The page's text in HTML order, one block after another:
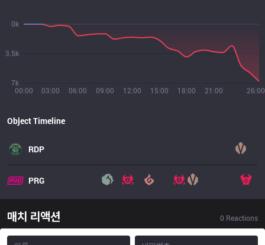
00:00 03:00 06:00 09:00 12:00 15:00 18:00 21:00 26:00
7k
3.5k
0k
Object Timeline
RDP
PRG
매치 리액션 0 Reactions